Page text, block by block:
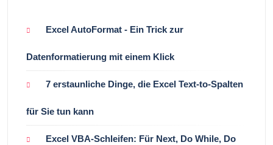
Excel AutoFormat - Ein Trick zur
Datenformatierung mit einem Klick
7 erstaunliche Dinge, die Excel Text-to-Spalten
für Sie tun kann
Excel VBA-Schleifen: Für Next, Do While, Do